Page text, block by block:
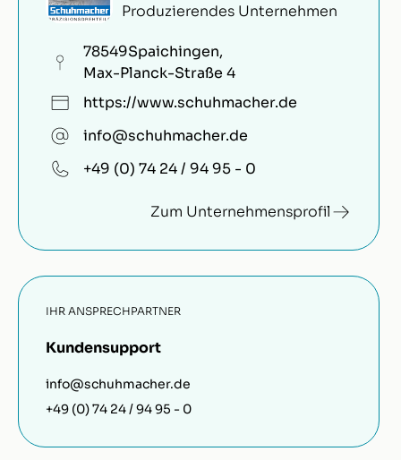
Produzierendes Unternehmen
78549Spaichingen,
Max-Planck-Straße 4
https://www.schuhmacher.de
info@schuhmacher.de
+49 (0) 74 24 / 94 95 - 0
Zum Unternehmensprofil
IHR ANSPRECHPARTNER
Kundensupport
info@schuhmacher.de
+49 (0) 74 24 / 94 95 - 0